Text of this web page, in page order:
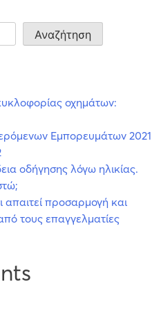
Αναζήτηση
οχημάτων:
Εμπορευμάτων 2021
οδήγησης λόγω ηλικίας.
απαιτεί προσαρμογή και
τους επαγγελματίες